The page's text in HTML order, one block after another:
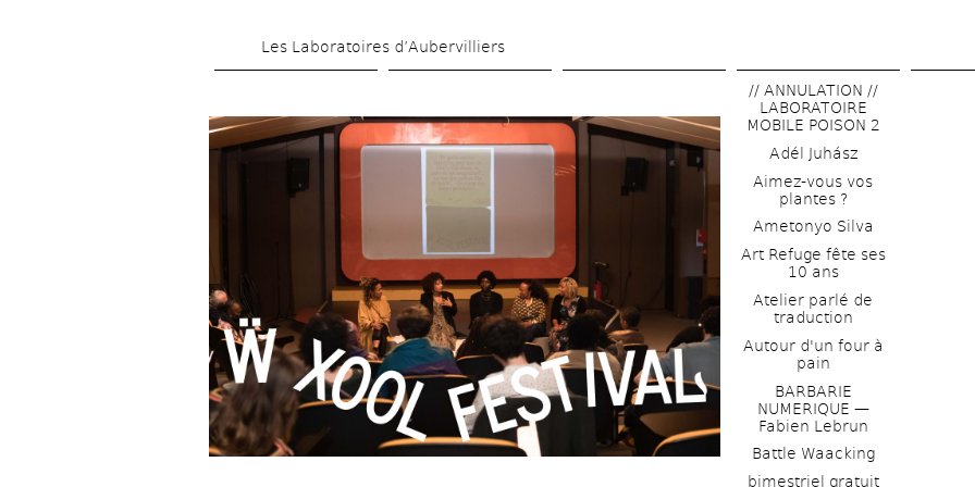
main
Les Laboratoires d’Aubervilliers
// ANNULATION //
LABORATOIRE
MOBILE POISON 2
Adél Juhász
Aimez-vous vos
plantes ?
Ametonyo Silva
Art Refuge fête ses
10 ans
Atelier parlé de
traduction
Autour d'un four à
pain
BARBARIE
NUMERIQUE —
Fabien Lebrun
Battle Waacking
bimestriel gratuit